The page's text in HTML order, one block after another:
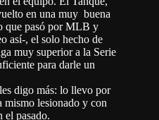
en una muy buena
que pasó por MLB y
así-, el solo hecho de
muy superior a la Serie
para darle un
digo más: lo llevo por
mismo lesionado y con
el pasado.